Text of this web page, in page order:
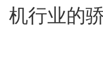
机行业的